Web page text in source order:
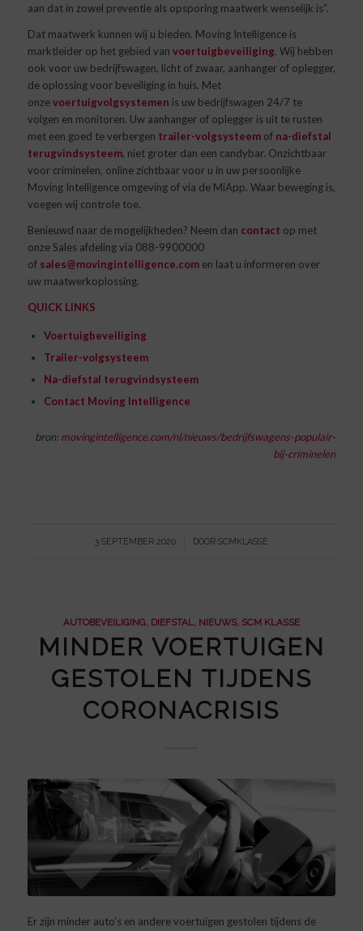
aan dat in zowel preventie als opsporing maatwerk wenselijk is”.
Dat maatwerk kunnen wij u bieden. Moving Intelligence is
marktleider op het gebied van voertuigbeveiliging. Wij hebben
ook voor uw bedrijfswagen, licht of zwaar, aanhanger of oplegger,
de oplossing voor beveiliging in huis. Met
onzevoertuigvolgsystemen is uw bedrijfswagen 24/7 te
volgen en monitoren. Uw aanhanger of oplegger is uit te rusten
met een goed te verbergen trailer-volgsysteemof na-diefstal
terugvindsysteem, niet groter dan een candybar. Onzichtbaar
voor criminelen, online zichtbaar voor u in uw persoonlijke
Moving Intelligence omgeving of via de MiApp. Waar beweging is,
voegen wij controle toe.
Benieuwd naar de mogelijkheden? Neem dan contact op met
onze Sales afdeling via 088-9900000
of sales@movingintelligence.comen laat u informeren over
uw maatwerkoplossing.
QUICK LINKS
Voertuigbeveiliging
Trailer-volgsysteem
Na-diefstal terugvindsysteem
Contact Moving Intelligence
bron:movingintelligence.com/nl/nieuws/bedrijfswagens-populair-
bij-criminelen
3 SEPTEMBER 2020
/ DOOR SCMKLASSE
AUTOBEVEILIGING, DIEFSTAL, NIEUWS, SCM KLASSE
MINDER VOERTUIGEN
GESTOLEN TIJDENS
CORONACRISIS
Er zijn minder auto’s en andere voertuigen gestolen tijdens de